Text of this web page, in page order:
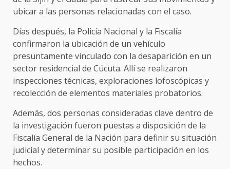
ubicar a las personas relacionadas con el caso.
Días después, la Policía Nacional y la Fiscalía
confirmaron la ubicación de un vehículo
presuntamente vinculado con la desaparición en un
sector residencial de Cúcuta. Allí se realizaron
inspecciones técnicas, exploraciones lofoscópicas y
recolección de elementos materiales probatorios.
Además, dos personas consideradas clave dentro de
la investigación fueron puestas a disposición de la
Fiscalía General de la Nación para definir su situación
judicial y determinar su posible participación en los
hechos.